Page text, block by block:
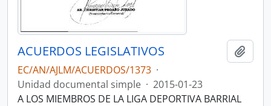
ACUERDOS LEGISLATIVOS
EC/AN/AJLM/ACUERDOS/1373 ·
Unidad documental simple · 2015-01-23
A LOS MIEMBROS DE LA LIGA DEPORTIVA BARRIAL